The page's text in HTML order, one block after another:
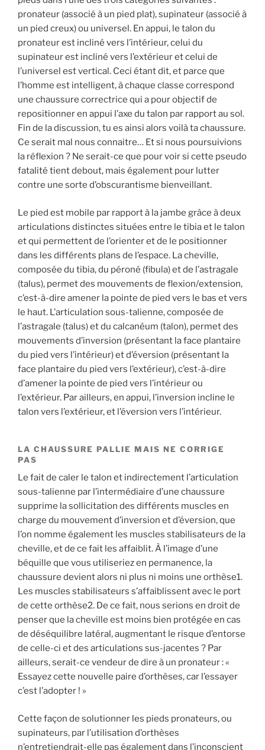
pronateur (associé à un pied plat), supinateur (associé à
un pied creux) ou universel. En appui, le talon du
pronateur est incliné vers l’intérieur, celui du
supinateur est incliné vers l’extérieur et celui de
l’universel est vertical. Ceci étant dit, et parce que
l’homme est intelligent, à chaque classe correspond
une chaussure correctrice qui a pour objectif de
repositionner en appui l’axe du talon par rapport au sol.
Fin de la discussion, tu es ainsi alors voilà ta chaussure.
Ce serait mal nous connaitre… Et si nous poursuivions
la réflexion ? Ne serait-ce que pour voir si cette pseudo
fatalité tient debout, mais également pour lutter
contre une sorte d’obscurantisme bienveillant.
Le pied est mobile par rapport à la jambe grâce à deux
articulations distinctes situées entre le tibia et le talon
et qui permettent de l’orienter et de le positionner
dans les différents plans de l’espace. La cheville,
composée du tibia, du péroné (fibula) et de l’astragale
(talus), permet des mouvements de flexion/extension,
c’est-à-dire amener la pointe de pied vers le bas et vers
le haut. L’articulation sous-talienne, composée de
l’astragale (talus) et du calcanéum (talon), permet des
mouvements d’inversion (présentant la face plantaire
du pied vers l’intérieur) et d’éversion (présentant la
face plantaire du pied vers l’extérieur), c’est-à-dire
d’amener la pointe de pied vers l’intérieur ou
l’extérieur. Par ailleurs, en appui, l’inversion incline le
talon vers l’extérieur, et l’éversion vers l’intérieur.
LA CHAUSSURE PALLIE MAIS NE CORRIGE
PAS
Le fait de caler le talon et indirectement l’articulation
sous-talienne par l’intermédiaire d’une chaussure
supprime la sollicitation des différents muscles en
charge du mouvement d’inversion et d’éversion, que
l’on nomme également les muscles stabilisateurs de la
cheville, et de ce fait les affaiblit. À l’image d’une
béquille que vous utiliseriez en permanence, la
chaussure devient alors ni plus ni moins une orthèse1.
Les muscles stabilisateurs s’affaiblissent avec le port
de cette orthèse2. De ce fait, nous serions en droit de
penser que la cheville est moins bien protégée en cas
de déséquilibre latéral, augmentant le risque d’entorse
de celle-ci et des articulations sus-jacentes ? Par
ailleurs, serait-ce vendeur de dire à un pronateur : «
Essayez cette nouvelle paire d’orthèses, car l’essayer
c’est l’adopter ! »
Cette façon de solutionner les pieds pronateurs, ou
supinateurs, par l’utilisation d’orthèses
n’entretiendrait-elle pas également dans l’inconscient